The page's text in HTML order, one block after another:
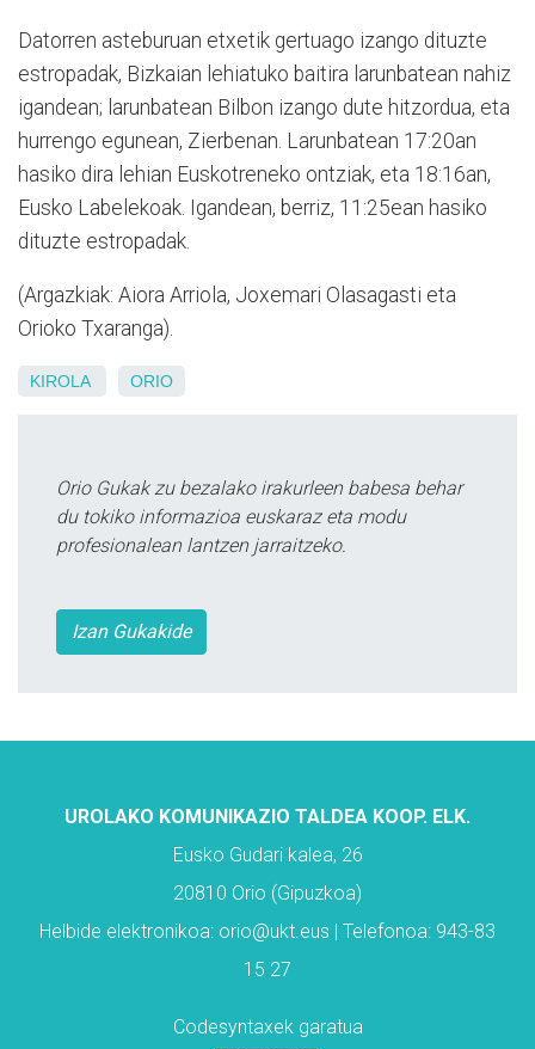
Datorren asteburuan etxetik gertuago izango dituzte
estropadak, Bizkaian lehiatuko baitira larunbatean nahiz
igandean; larunbatean Bilbon izango dute hitzordua, eta
hurrengo egunean, Zierbenan. Larunbatean 17:20an
hasiko dira lehian Euskotreneko ontziak, eta 18:16an,
Eusko Labelekoak. Igandean, berriz, 11:25ean hasiko
dituzte estropadak.
(Argazkiak: Aiora Arriola, Joxemari Olasagasti eta
Orioko Txaranga).
KIROLA ORIO
Orio Gukak zu bezalako irakurleen babesa behar
du tokiko informazioa euskaraz eta modu
profesionalean lantzen jarraitzeko.
Izan Gukakide
UROLAKO KOMUNIKAZIO TALDEA KOOP. ELK.
Eusko Gudari kalea, 26
20810 Orio (Gipuzkoa)
Helbide elektronikoa: orio@ukt.eus | Telefonoa: 943-83
15 27
Codesyntaxek garatua